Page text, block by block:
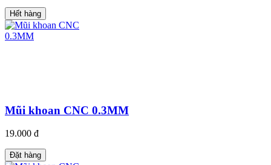
Hết hàng
Mũi khoan CNC 0.3MM
19.000 đ
Đặt hàng